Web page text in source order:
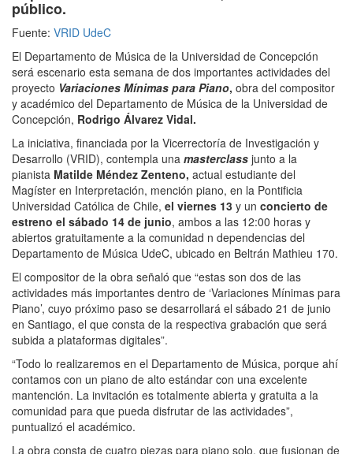
público.
Fuente: VRID UdeC
El Departamento de Música de la Universidad de Concepción
será escenario esta semana de dos importantes actividades del
proyecto Variaciones Mínimas para Piano, obra del compositor
y académico del Departamento de Música de la Universidad de
Concepción, Rodrigo Álvarez Vidal.
La iniciativa, financiada por la Vicerrectoría de Investigación y
Desarrollo (VRID), contempla una masterclass junto a la
pianista Matilde Méndez Zenteno, actual estudiante del
Magíster en Interpretación, mención piano, en la Pontificia
Universidad Católica de Chile, el viernes 13 y un concierto de
estreno el sábado 14 de junio, ambos a las 12:00 horas y
abiertos gratuitamente a la comunidad n dependencias del
Departamento de Música UdeC, ubicado en Beltrán Mathieu 170.
El compositor de la obra señaló que “estas son dos de las
actividades más importantes dentro de ‘Variaciones Mínimas para
Piano’, cuyo próximo paso se desarrollará el sábado 21 de junio
en Santiago, el que consta de la respectiva grabación que será
subida a plataformas digitales”.
“Todo lo realizaremos en el Departamento de Música, porque ahí
contamos con un piano de alto estándar con una excelente
mantención. La invitación es totalmente abierta y gratuita a la
comunidad para que pueda disfrutar de las actividades”,
puntualizó el académico.
La obra consta de cuatro piezas para piano solo, que fusionan de